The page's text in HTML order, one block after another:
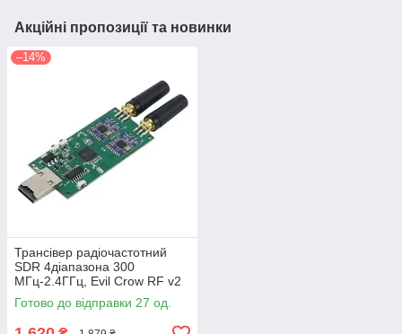
Акційні пропозиції та новинки
–14%
Трансівер радіочастотний
SDR 4діапазона 300
МГц-2.4ГГц, Evil Crow RF v2
Готово до відправки 27 од.